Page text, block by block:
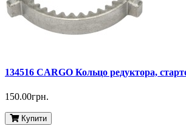
134516 CARGO Кольцо редуктора,
150.00грн.
Купити